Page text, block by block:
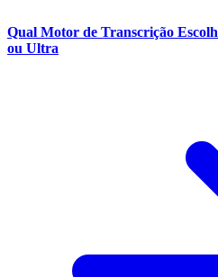
Qual Motor de Transcrição
ou Ultra